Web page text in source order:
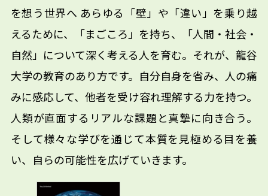
を想う世界へ あらゆる「壁」や「違い」を乗り越
えるために、「まごころ」を持ち、「人間・社会・
自然」について深く考える人を育む。それが、龍谷
大学の教育のあり方です。自分自身を省み、人の痛
みに感応して、他者を受け容れ理解する力を持つ。
人類が直面するリアルな課題と真摯に向き合う。
そして様々な学びを通じて本質を見極める目を養
い、自らの可能性を広げていきます。